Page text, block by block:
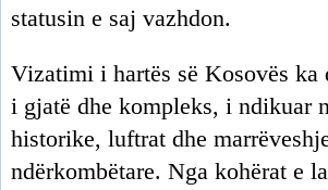
statusin e saj vazhdon.
Vizatimi i hartës së Kosovës ka
i gjatë dhe kompleks, i ndikuar
historike, luftrat dhe
ndërkombëtare. Nga kohërat e